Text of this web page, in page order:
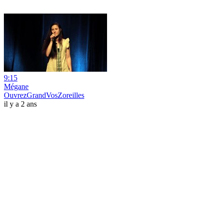
9:15
Mégane
OuvrezGrandVosZoreilles
il y a 2 ans